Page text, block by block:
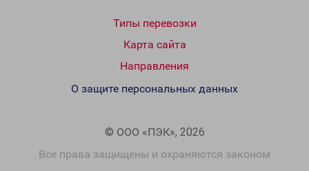
Типы перевозки
Карта сайта
Направления
© ООО «ПЭК», 2026
Все права защищены и охраняются законом
О защите персональных данных